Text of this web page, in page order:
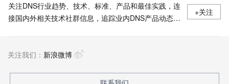
关注DNS行业趋势、技术、标准、产品和最佳实践，连
接国内外相关技术社群信息，追踪业内DNS产品动态，
+关注
关注我们： 新浪微博